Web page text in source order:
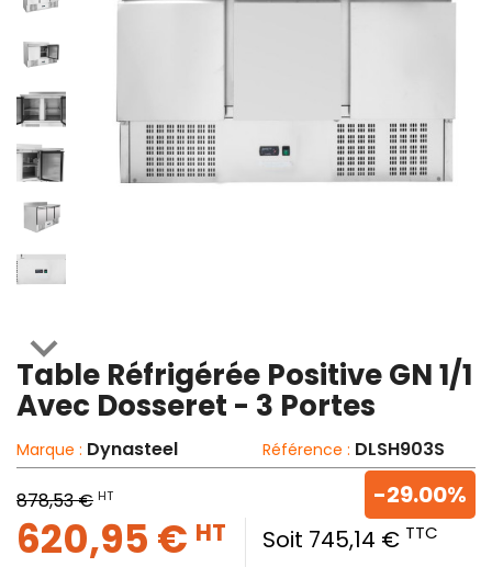

Table Réfrigérée Positive GN 1/1
Avec Dosseret - 3 Portes
Marque : Dynasteel Référence : DLSH903S
878,53 € HT
620,95 € HT Soit 745,14 € TTC
-29.00%